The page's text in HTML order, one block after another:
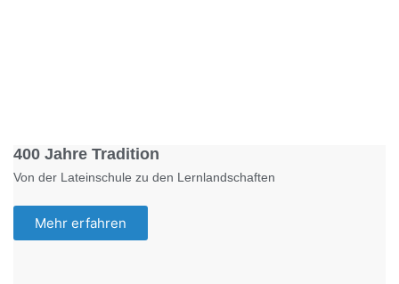
400 Jahre Tradition
Von der Lateinschule zu den Lernlandschaften
Mehr erfahren